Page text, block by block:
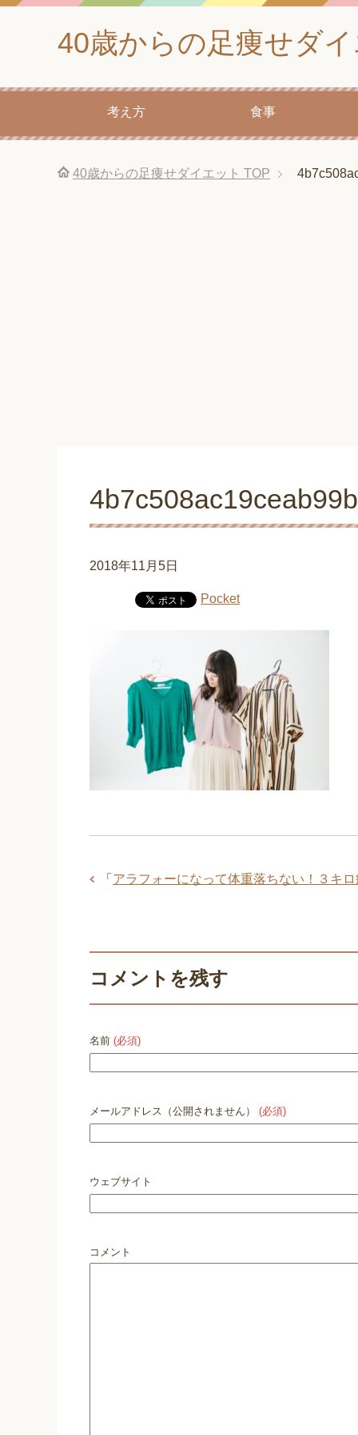
40歳からの足痩せダ
考え方 食事
40歳からの足痩せダイエット TOP
2018年11月5日
Pocket
「 アラフォーになって体重落ちない！３キ
コメントを残す
名前 (必須)
メールアドレス（公開されません） (必須)
ウェブサイト
コメント